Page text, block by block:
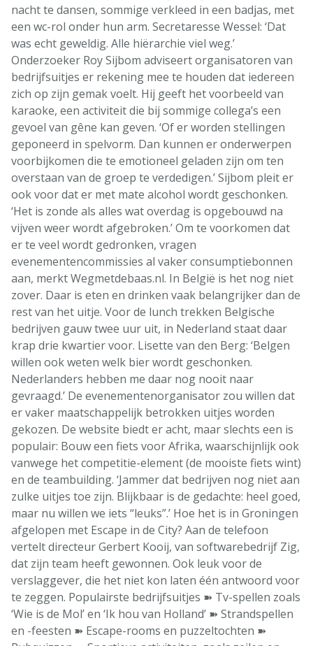
nacht te dansen, sommige verkleed in een badjas, met
een wc-rol onder hun arm. Secretaresse Wessel: ‘Dat
was echt geweldig. Alle hiërarchie viel weg.’
Onderzoeker Roy Sijbom adviseert organisatoren van
bedrijfsuitjes er rekening mee te houden dat iedereen
zich op zijn gemak voelt. Hij geeft het voorbeeld van
karaoke, een activiteit die bij sommige collega’s een
gevoel van gêne kan geven. ‘Of er worden stellingen
geponeerd in spelvorm. Dan kunnen er onderwerpen
voorbijkomen die te emotioneel geladen zijn om ten
overstaan van de groep te verdedigen.’ Sijbom pleit er
ook voor dat er met mate alcohol wordt geschonken.
‘Het is zonde als alles wat overdag is opgebouwd na
vijven weer wordt afgebroken.’ Om te voorkomen dat
er te veel wordt gedronken, vragen
evenementencommissies al vaker consumptiebonnen
aan, merkt Wegmetdebaas.nl. In België is het nog niet
zover. Daar is eten en drinken vaak belangrijker dan de
rest van het uitje. Voor de lunch trekken Belgische
bedrijven gauw twee uur uit, in Nederland staat daar
krap drie kwartier voor. Lisette van den Berg: ‘Belgen
willen ook weten welk bier wordt geschonken.
Nederlanders hebben me daar nog nooit naar
gevraagd.’ De evenementenorganisator zou willen dat
er vaker maatschappelijk betrokken uitjes worden
gekozen. De website biedt er acht, maar slechts een is
populair: Bouw een fiets voor Afrika, waarschijnlijk ook
vanwege het competitie-element (de mooiste fiets wint)
en de teambuilding. ‘Jammer dat bedrijven nog niet aan
zulke uitjes toe zijn. Blijkbaar is de gedachte: heel goed,
maar nu willen we iets “leuks”.’ Hoe het is in Groningen
afgelopen met Escape in de City? Aan de telefoon
vertelt directeur Gerbert Kooij, van softwarebedrijf Zig,
dat zijn team heeft gewonnen. Ook leuk voor de
verslaggever, die het niet kon laten één antwoord voor
te zeggen. Populairste bedrijfsuitjes ➽ Tv-spellen zoals
‘Wie is de Mol’ en ‘Ik hou van Holland’ ➽ Strandspellen
en -feesten ➽ Escape-rooms en puzzeltochten ➽